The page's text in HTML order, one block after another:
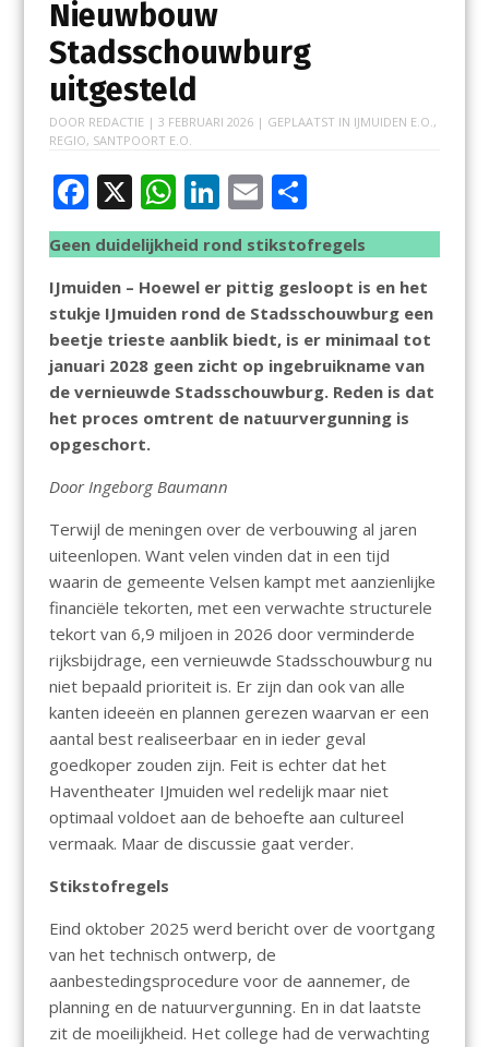
Nieuwbouw
Stadsschouwburg
uitgesteld
DOOR REDACTIE | 3 FEBRUARI 2026| GEPLAATST IN IJMUIDEN E.O. ,
REGIO, SANTPOORT E.O.
F
ac
e
b
o
o
k
X W
h
at
s
A
p
p
Li
n
k
e
dI
n
E
m
ai
l
D
el
e
n
Geen duidelijkheid rond stikstofregels
IJmuiden – Hoewel er pittig gesloopt is en het
stukje IJmuiden rond de Stadsschouwburg een
beetje trieste aanblik biedt, is er minimaal tot
januari 2028 geen zicht op ingebruikname van
de vernieuwde Stadsschouwburg. Reden is dat
het proces omtrent de natuurvergunning is
opgeschort.
Door Ingeborg Baumann
Terwijl de meningen over de verbouwing al jaren
uiteenlopen. Want velen vinden dat in een tijd
waarin de gemeente Velsen kampt met aanzienlijke
financiële tekorten, met een verwachte structurele
tekort van 6,9 miljoen in 2026 door verminderde
rijksbijdrage, een vernieuwde Stadsschouwburg nu
niet bepaald prioriteit is. Er zijn dan ook van alle
kanten ideeën en plannen gerezen waarvan er een
aantal best realiseerbaar en in ieder geval
goedkoper zouden zijn. Feit is echter dat het
Haventheater IJmuiden wel redelijk maar niet
optimaal voldoet aan de behoefte aan cultureel
vermaak. Maar de discussie gaat verder.
Stikstofregels
Eind oktober 2025 werd bericht over de voortgang
van het technisch ontwerp, de
aanbestedingsprocedure voor de aannemer, de
planning en de natuurvergunning. En in dat laatste
zit de moeilijkheid. Het college had de verwachting